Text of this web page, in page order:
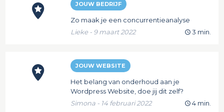
JOUW BEDRIJF
Zo maak je een concurrentieanalyse
Lieke - 9 maart 2022
3 min.
JOUW WEBSITE
Het belang van onderhoud aan je
Wordpress Website, doe jij dit zelf?
Simona - 14 februari 2022
4 min.